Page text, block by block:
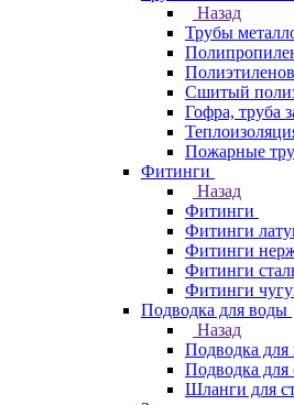
Назад
Трубы
Сшитый
Гофра, труба
Пожарные
Фитинги
Назад
Фитинги
Фитинги
Фитинги
Фитинги
Фитинги
Подводка для воды
Назад
Подводка для
Подводка для
Шланги для